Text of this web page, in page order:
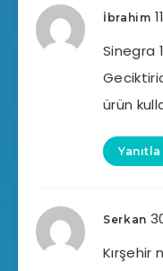
İbrahim
Sinegra
ürün
Yanıtla
Serkan
Kırşehir